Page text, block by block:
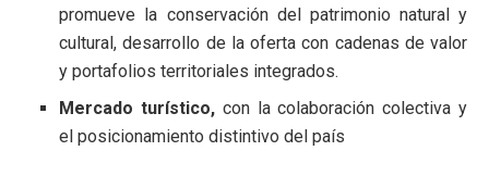
promueve la conservación del patrimonio natural y
cultural, desarrollo de la oferta con cadenas de valor
y portafolios territoriales integrados.
Mercado turístico, con la colaboración colectiva y
el posicionamiento distintivo del país